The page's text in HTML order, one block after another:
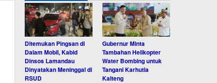
Ditemukan Pingsan di
Dalam Mobil, Kabid
Dinsos Lamandau
Dinyatakan Meninggal di
RSUD
Gubernur Minta
Tambahan Helikopter
Water Bombing untuk
Tangani Karhutla
Kalteng